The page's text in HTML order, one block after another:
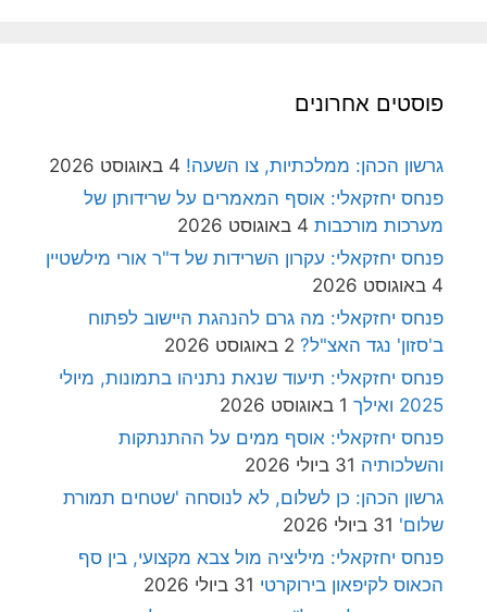
פוסטים אחרונים
גרשון הכהן: ממלכתיות, צו השעה! 4 באוגוסט 2026
פנחס יחזקאלי: אוסף המאמרים על שרידותן של
מערכות מורכבות 4 באוגוסט 2026
פנחס יחזקאלי: עקרון השרידות של ד"ר אורי מילשטיין
4 באוגוסט 2026
פנחס יחזקאלי: מה גרם להנהגת היישוב לפתוח
ב'סזון' נגד האצ"ל? 2 באוגוסט 2026
פנחס יחזקאלי: תיעוד שנאת נתניהו בתמונות, מיולי
2025 ואילך
1 באוגוסט 2026
פנחס יחזקאלי: אוסף ממים על ההתנתקות
והשלכותיה 31 ביולי 2026
גרשון הכהן: כן לשלום, לא לנוסחה 'שטחים תמורת
שלום' 31 ביולי 2026
פנחס יחזקאלי: מיליציה מול צבא מקצועי, בין סף
הכאוס לקיפאון בירוקרטי 31 ביולי 2026